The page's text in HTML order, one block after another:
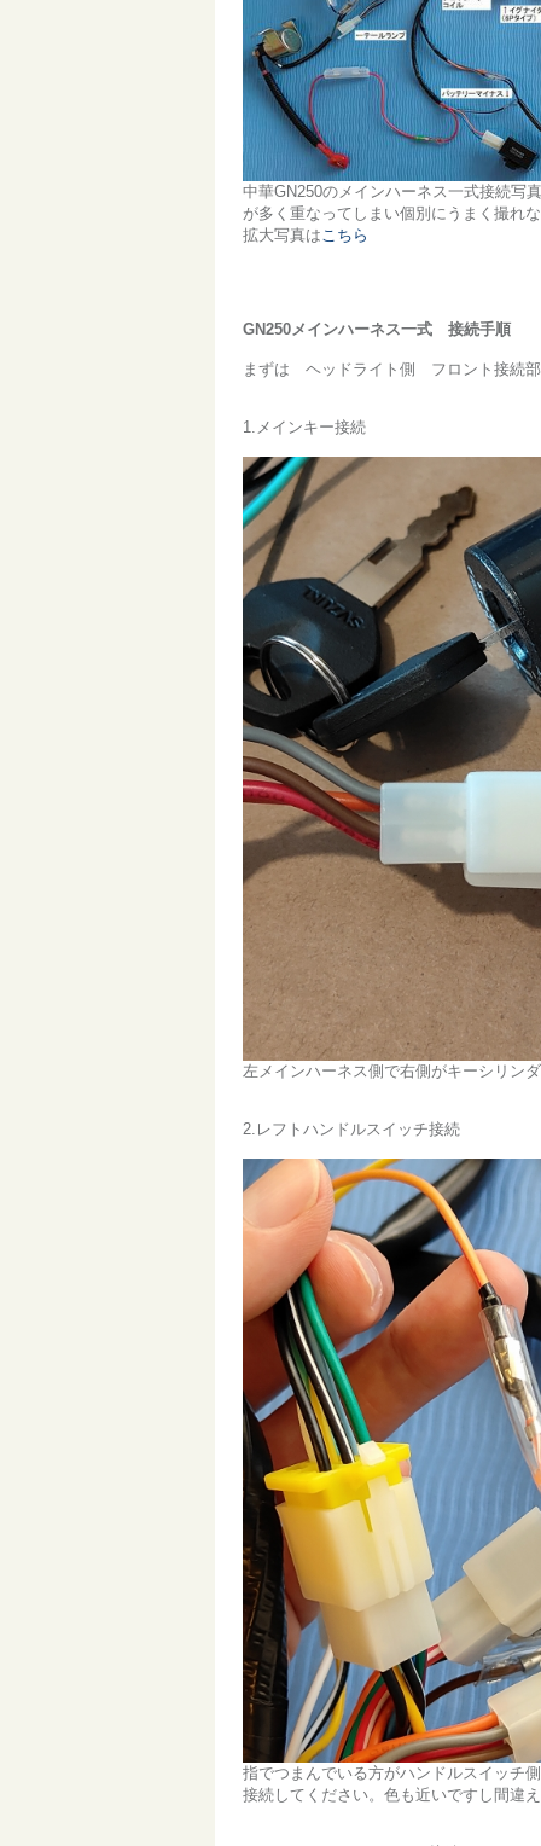
中華GN250のメインハーネス一式接続写
が多く重なってしまい個別にうまく撮れ
拡大写真はこちら
GN250メインハーネス一式 接続手順
まずは ヘッドライト側 フロント接続部
1.メインキー接続
左メインハーネス側で右側がキーシリン
2.レフトハンドルスイッチ接続
指でつまんでいる方がハンドルスイッチ
接続してください。色も近いですし間違